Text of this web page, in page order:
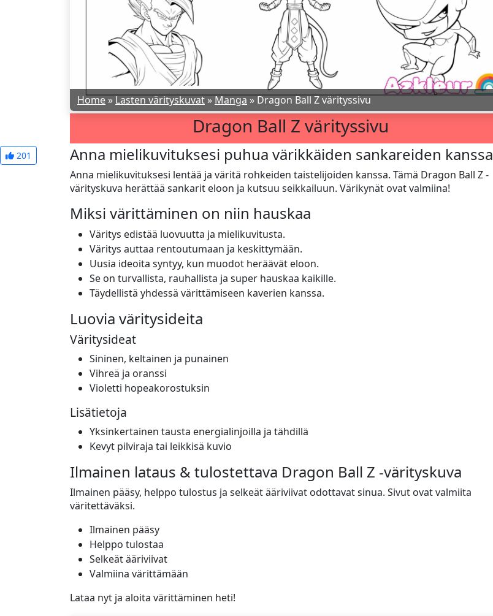
Home»Lasten värityskuvat»Manga»Dragon Ball Z värityssivu
Dragon Ball Z värityssivu
201 Anna mielikuvituksesi puhua värikkäiden sankareiden kanssa
Anna mielikuvituksesi lentää ja väritä rohkeiden taistelijoiden kanssa. Tämä Dragon Ball Z -
värityskuva herättää sankarit eloon ja kutsuu seikkailuun. Värikynät ovat valmiina!
Miksi värittäminen on niin hauskaa
Väritys edistää luovuutta ja mielikuvitusta.
Väritys auttaa rentoutumaan ja keskittymään.
Uusia ideoita syntyy, kun muodot heräävät eloon.
Se on turvallista, rauhallista ja super hauskaa kaikille.
Täydellistä yhdessä värittämiseen kaverien kanssa.
Luovia väritysideita
Väritysideat
Sininen, keltainen ja punainen
Vihreä ja oranssi
Violetti hopeakorostuksin
Lisätietoja
Yksinkertainen tausta energialinjoilla ja tähdillä
Kevyt pilviraja tai leikkisä kuvio
Ilmainen lataus & tulostettava Dragon Ball Z -värityskuva
Ilmainen pääsy, helppo tulostus ja selkeät ääriviivat odottavat sinua. Sivut ovat valmiita
väritettäväksi.
Ilmainen pääsy
Helppo tulostaa
Selkeät ääriviivat
Valmiina värittämään
Lataa nyt ja aloita värittäminen heti!